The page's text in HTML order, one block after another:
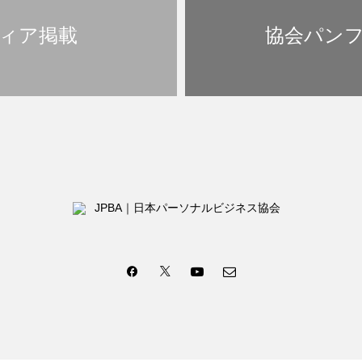
ア掲載 協会パン